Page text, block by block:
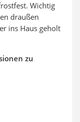
Wichtig
draußen
ins Haus geholt
zu